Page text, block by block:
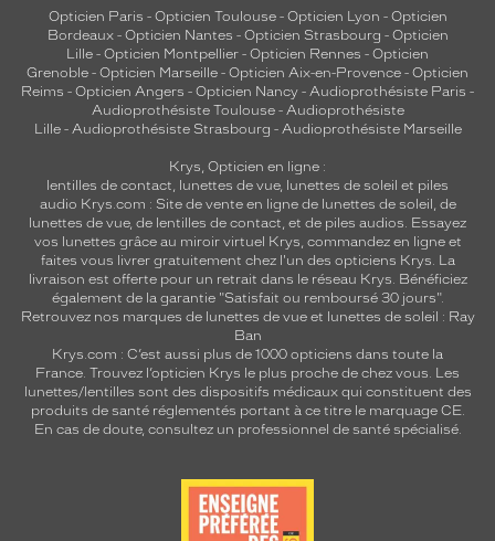
Opticien Paris - Opticien Toulouse- Opticien Lyon - Opticien
Bordeaux- Opticien Nantes - Opticien Strasbourg - Opticien
Lille - Opticien Montpellier - Opticien Rennes - Opticien
Grenoble - Opticien Marseille - Opticien Aix-en-Provence - Opticien
Reims - Opticien Angers - Opticien Nancy - Audioprothésiste Paris -
Audioprothésiste Toulouse- Audioprothésiste
Lille- Audioprothésiste Strasbourg - Audioprothésiste Marseille
Krys, Opticien en ligne :
lentilles de contact, lunettes de vue, lunettes de soleil et piles
audio Krys.com : Site de vente en ligne de lunettes de soleil, de
lunettes de vue, de lentilles de contact, et de piles audios. Essayez
vos lunettes grâce au miroir virtuel Krys, commandez en ligne et
faites vous livrer gratuitement chez l'un des opticiens Krys. La
livraison est offerte pour un retrait dans le réseau Krys. Bénéficiez
également de la garantie "Satisfait ou remboursé 30 jours".
Retrouvez nos marques de lunettes de vue et lunettes de soleil : Ray
Ban
Krys.com : C’est aussi plus de 1000 opticiens dans toute la
France. Trouvez l’opticien Krys le plus proche de chez vous. Les
lunettes/lentilles sont des dispositifs médicaux qui constituent des
produits de santé réglementés portant à ce titre le marquage CE.
En cas de doute, consultez un professionnel de santé spécialisé.